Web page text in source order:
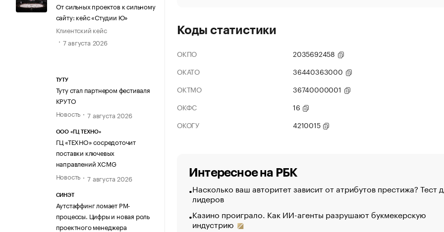
От сильных проектов к сильному
сайту: кейс «Студии Ю»
Клиентский кейс
7 августа 2026
ТУТУ
Туту стал партнером фестиваля
КРУТО
Новость
7 августа 2026
ООО «ГЦ ТЕХНО»
ГЦ «ТЕХНО» сосредоточит
поставки ключевых
направлений XCMG
Новость
7 августа 2026
СИНЭТ
Аутстаффинг ломает PM-
процессы. Цифры и новая роль
проектного менеджера
Коды статистики
ОКПО
2035692458
ОКАТО
36440363000
ОКТМО
36740000001
ОКФС
16
ОКОГУ
4210015
Интересное на РБК
Насколько ваш авторитет зависит от атрибутов престижа? Тест
лидеров
Казино проиграло. Как ИИ-агенты разрушают букмекерскую
индустрию